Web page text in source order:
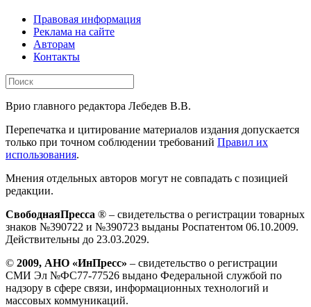
Правовая информация
Реклама на сайте
Авторам
Контакты
Врио главного редактора Лебедев В.В.
Перепечатка и цитирование материалов издания допускается
только при точном соблюдении требований Правил их
использования.
Мнения отдельных авторов могут не совпадать с позицией
редакции.
СвободнаяПресса ® – свидетельства о регистрации товарных
знаков №390722 и №390723 выданы Роспатентом 06.10.2009.
Действительны до 23.03.2029.
© 2009, АНО «ИнПресс» – свидетельство о регистрации
СМИ Эл №ФС77-77526 выдано Федеральной службой по
надзору в сфере связи, информационных технологий и
массовых коммуникаций.